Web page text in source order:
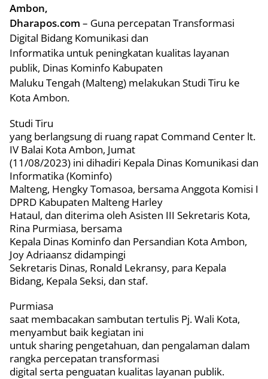
Ambon,
Dharapos.com – Guna percepatan Transformasi
Digital Bidang Komunikasi dan
Informatika untuk peningkatan kualitas layanan
publik, Dinas Kominfo Kabupaten
Maluku Tengah (Malteng) melakukan Studi Tiru ke
Kota Ambon.
Studi Tiru
yang berlangsung di ruang rapat Command Center lt.
IV Balai Kota Ambon, Jumat
(11/08/2023) ini dihadiri Kepala Dinas Komunikasi dan
Informatika (Kominfo)
Malteng, Hengky Tomasoa, bersama Anggota Komisi I
DPRD Kabupaten Malteng Harley
Hataul, dan diterima oleh Asisten III Sekretaris Kota,
Rina Purmiasa, bersama
Kepala Dinas Kominfo dan Persandian Kota Ambon,
Joy Adriaansz didampingi
Sekretaris Dinas, Ronald Lekransy, para Kepala
Bidang, Kepala Seksi, dan staf.
Purmiasa
saat membacakan sambutan tertulis Pj. Wali Kota,
menyambut baik kegiatan ini
untuk sharing pengetahuan, dan pengalaman dalam
rangka percepatan transformasi
digital serta penguatan kualitas layanan publik.